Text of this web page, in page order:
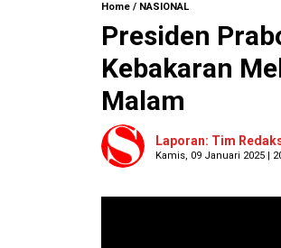
Home / NASIONAL
Presiden
Kebakaran
Malam
Laporan: Tim
Kamis, 09 Januari 2025 |